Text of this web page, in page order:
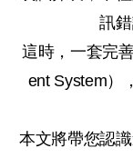
訊
這時，一套完
ent System）
本文將帶您認